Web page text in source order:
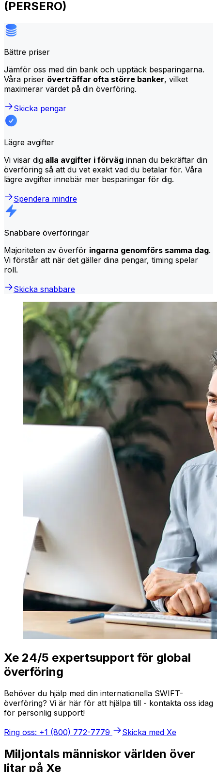
(PERSERO)
Bättre priser
Jämför oss med din bank och upptäck besparingarna.
Våra priser överträffar ofta större banker, vilket
maximerar värdet på din överföring.
Skicka pengar
Lägre avgifter
Vi visar dig alla avgifter i förväg innan du bekräftar din
överföring så att du vet exakt vad du betalar för. Våra
lägre avgifter innebär mer besparingar för dig.
Spendera mindre
Snabbare överföringar
Majoriteten av överför ingarna genomförs samma dag.
Vi förstår att när det gäller dina pengar, timing spelar
roll.
Skicka snabbare
Xe 24/5 expertsupport för global
överföring
Behöver du hjälp med din internationella SWIFT-
överföring? Vi är här för att hjälpa till - kontakta oss idag
för personlig support!
Ring oss: +1 (800) 772-7779
Skicka med Xe
Miljontals människor världen över
litar på Xe